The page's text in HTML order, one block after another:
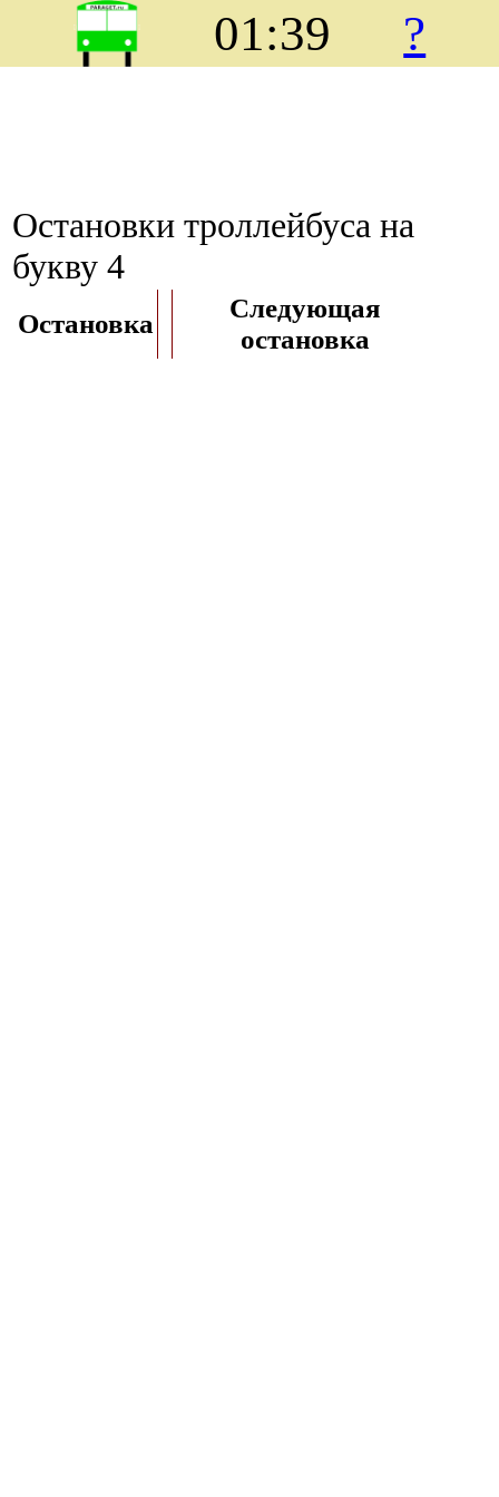
01:39 ?
Остановки троллейбуса на
букву 4
Остановка
Следующая
остановка